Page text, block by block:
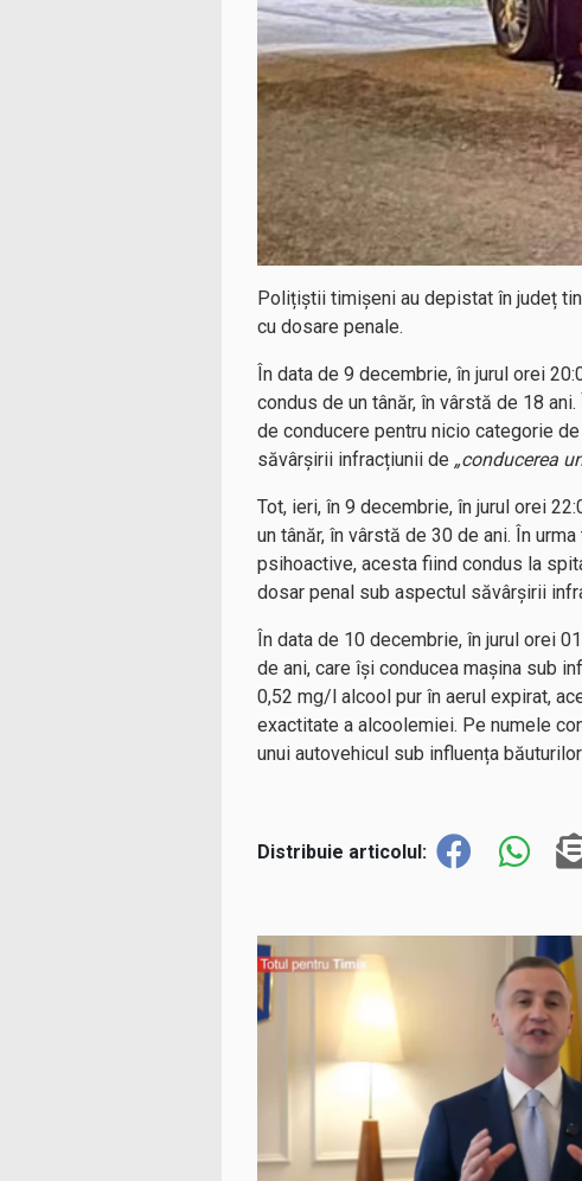
Polițiștii timișeni au depistat în județ
cu dosare penale.
În data de 9 decembrie, în jurul orei
condus de un tânăr, în vârstă de 18
de conducere pentru nicio categorie
săvârșirii infracțiunii de „conducerea
Tot, ieri, în 9 decembrie, în jurul orei
un tânăr, în vârstă de 30 de ani. În
psihoactive, acesta fiind condus la
dosar penal sub aspectul săvârșirii
În data de 10 decembrie, în jurul orei
de ani, care își conducea mașina sub
0,52 mg/l alcool pur în aerul expirat,
exactitate a alcoolemiei. Pe numele
unui autovehicul sub influența
Distribuie articolul: